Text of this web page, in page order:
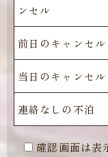
ンセル
前日のキャンセル
当日のキャンセル
連絡なしの不泊
確認画面は表